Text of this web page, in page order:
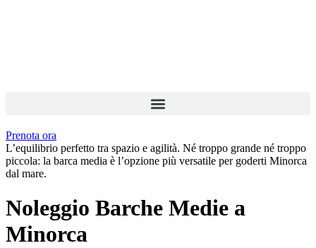
Prenota ora
L’equilibrio perfetto tra spazio e agilità. Né troppo grande né troppo
piccola: la barca media è l’opzione più versatile per goderti Minorca
dal mare.
Noleggio Barche Medie a
Minorca